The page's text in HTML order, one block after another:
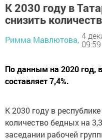
К 2030 году в
снизить
Римма Мавлютова, 4
09:59
По данным на 2020 год,
составляет 7,4%.
К 2030 году в
количество бедных на
заседании рабочей